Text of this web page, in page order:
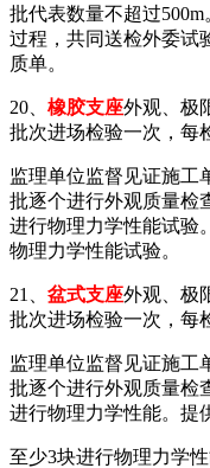
批代表数量不超过
过程，共同送检外委试
质单。
20、 橡胶支座外观、极
批次进场检验一次，每
监理单位监督见证施工
批逐个进行外观质量检
进行物理力学性能试验
物理力学性能试验。
21、 盆式支座外观、极
批次进场检验一次，每
监理单位监督见证施工
批逐个进行外观质量检
进行物理力学性能。提
至少3块进行物理力学